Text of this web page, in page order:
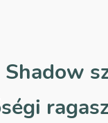
Shadow